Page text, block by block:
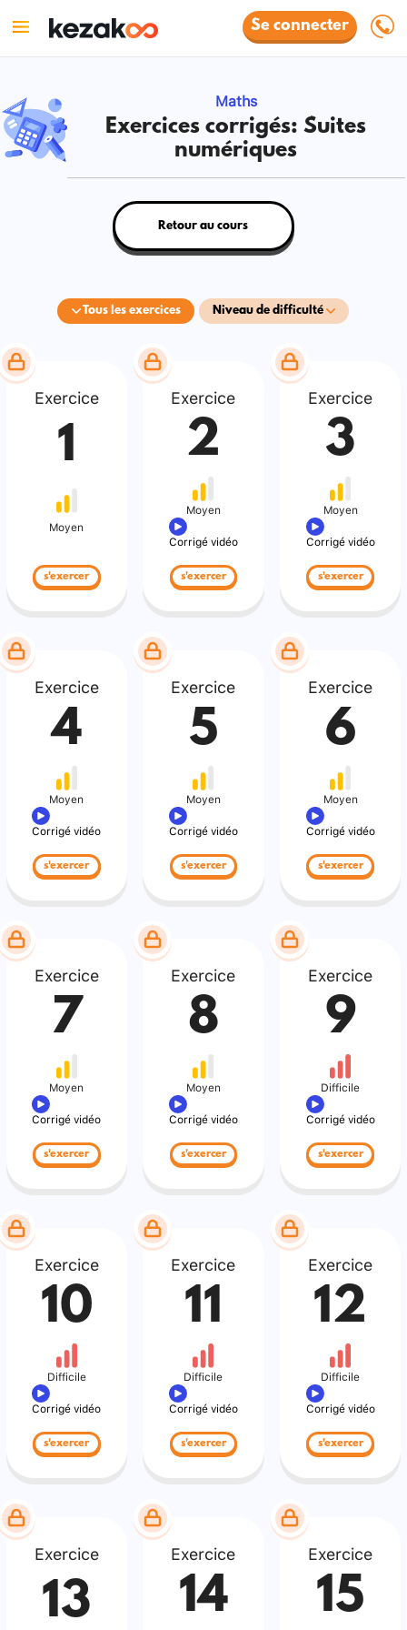
Se connecter
Maths
Exercices corrigés: Suites
numériques
Tous les exercices Niveau de difficulté
Retour au cours
Exercice
1
Moyen
s'exercer
Exercice
2
Moyen
Corrigé vidéo
s'exercer
Exercice
3
Moyen
Corrigé vidéo
s'exercer
Exercice
4
Moyen
Corrigé vidéo
s'exercer
Exercice
5
Moyen
Corrigé vidéo
s'exercer
Exercice
6
Moyen
Corrigé vidéo
s'exercer
Exercice
7
Moyen
Corrigé vidéo
s'exercer
Exercice
8
Moyen
Corrigé vidéo
s'exercer
Exercice
9
Difficile
Corrigé vidéo
s'exercer
Exercice
10
Difficile
Corrigé vidéo
s'exercer
Exercice
11
Difficile
Corrigé vidéo
s'exercer
Exercice
12
Difficile
Corrigé vidéo
s'exercer
Exercice
13
Exercice
14
Exercice
15